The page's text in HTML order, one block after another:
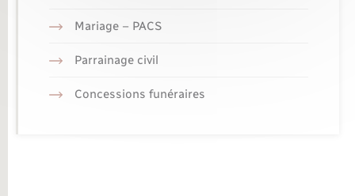
Mariage – PACS
Parrainage civil
Concessions funéraires